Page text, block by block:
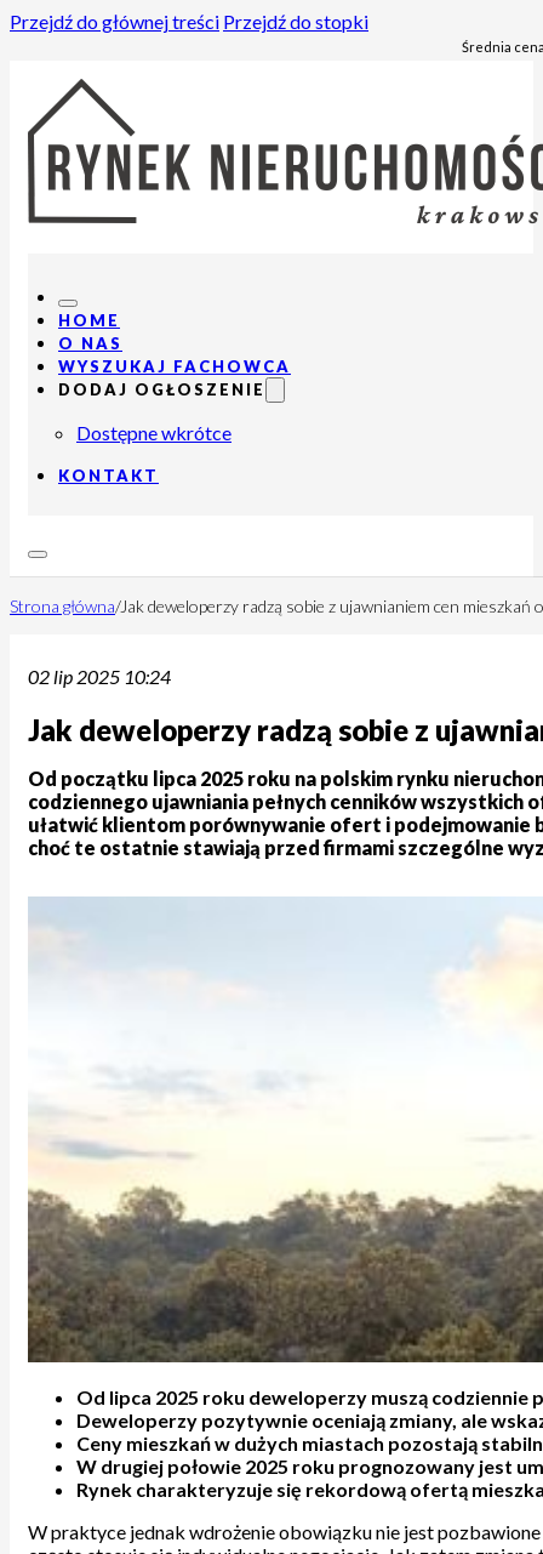
Przejdź do głównej treści Przejdź do stopki
Średnia
HOME
O NAS
WYSZUKAJ FACHOWCA
DODAJ OGŁOSZENIE
Dostępne wkrótce
KONTAKT
Strona główna/Jak deweloperzy radzą sobie z ujawnianiem cen mieszkań
02 lip 2025 10:24
Jak deweloperzy radzą sobie z
Od początku lipca 2025 roku na polskim rynku
codziennego ujawniania pełnych cenników
ułatwić klientom porównywanie ofert i podejmowanie
choć te ostatnie stawiają przed firmami szczególne
Od lipca 2025 roku deweloperzy muszą codziennie
Deweloperzy pozytywnie oceniają zmiany, ale
Ceny mieszkań w dużych miastach pozostają
W drugiej połowie 2025 roku prognozowany jest
Rynek charakteryzuje się rekordową ofertą
W praktyce jednak wdrożenie obowiązku nie jest